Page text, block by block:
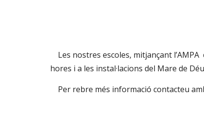
hores i a les instal·lacions del Mare de
Per rebre més informació contacteu